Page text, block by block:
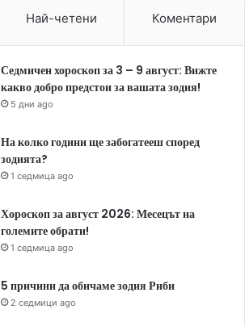
Най-четени Коментари
Седмичен хороскоп за 3 – 9 август: Вижте
какво добро предстои за вашата зодия!
5 дни ago
На колко години ще забогатееш според
зодията?
1 седмица ago
Хороскоп за август 2026: Месецът на
големите обрати!
1 седмица ago
5 причини да обичаме зодия Риби
2 седмици ago